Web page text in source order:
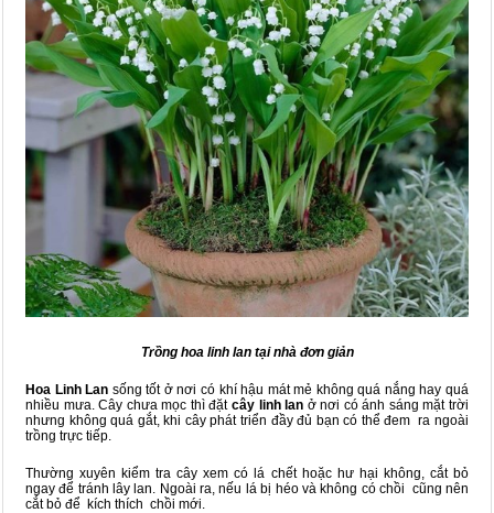
Trồng hoa linh lan tại nhà đơn giản
Hoa Linh Lan sống tốt ở nơi có khí hậu mát mẻ không quá nắng hay quá
nhiều mưa. Cây chưa mọc thì đặt cây linh lan ở nơi có ánh sáng mặt trời
nhưng không quá gắt, khi cây phát triển đầy đủ bạn có thể đem ra ngoài
trồng trực tiếp.
Thường xuyên kiểm tra cây xem có lá chết hoặc hư hại không, cắt bỏ
ngay để tránh lây lan. Ngoài ra, nếu lá bị héo và không có chồi cũng nên
cắt bỏ để kích thích chồi mới.